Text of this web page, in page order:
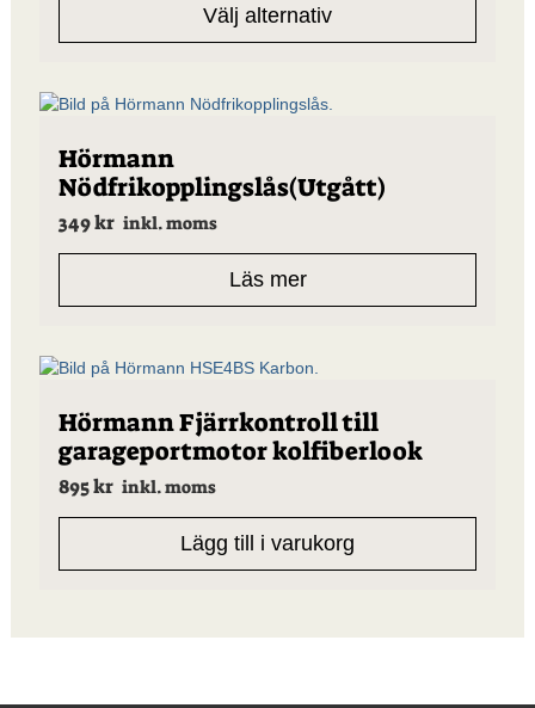
Välj alternativ
olika
kan
produktsidan
Hörmann
Nödfrikopplingslås(Utgått)
349kr inkl. moms
Läs mer
Hörmann Fjärrkontroll till
garageportmotor kolfiberlook
895kr inkl. moms
Lägg till i varukorg